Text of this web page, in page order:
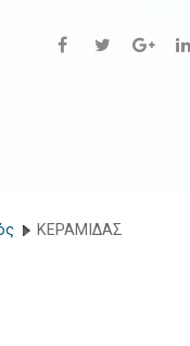
ΚΕΡΑΜΙΔΑΣ